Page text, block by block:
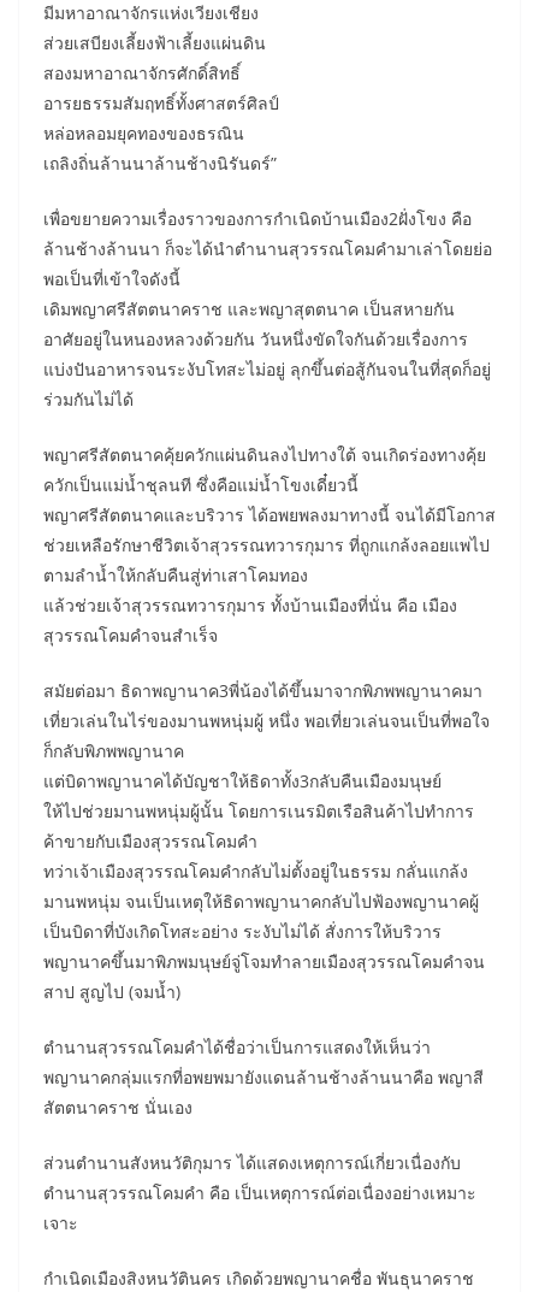
มีมหาอาณาจักรแห่งเวียงเชียง
ส่วยเสบียงเลี้ยงฟ้าเลี้ยงแผ่นดิน
สองมหาอาณาจักรศักดิ์สิทธิ์
อารยธรรมสัมฤทธิ์ทั้งศาสตร์ศิลป์
หล่อหลอมยุคทองของธรณิน
เถลิงถิ่นล้านนาล้านช้างนิรันดร์”
เพื่อขยายความเรื่องราวของการกำเนิดบ้านเมือง2ฝั่งโขง คือ
ล้านช้างล้านนา ก็จะได้นำตำนานสุวรรณโคมคำมาเล่าโดยย่อ
พอเป็นที่เข้าใจดังนี้
เดิมพญาศรีสัตตนาคราช และพญาสุตตนาค เป็นสหายกัน
อาศัยอยู่ในหนองหลวงด้วยกัน วันหนึ่งขัดใจกันด้วยเรื่องการ
แบ่งปันอาหารจนระงับโทสะไม่อยู่ ลุกขึ้นต่อสู้กันจนในที่สุดก็อยู่
ร่วมกันไม่ได้
พญาศรีสัตตนาคคุ้ยควักแผ่นดินลงไปทางใต้ จนเกิดร่องทางคุ้ย
ควักเป็นแม่น้ำชุลนที ซึ่งคือแม่น้ำโขงเดี๋ยวนี้
พญาศรีสัตตนาคและบริวาร ได้อพยพลงมาทางนี้ จนได้มีโอกาส
ช่วยเหลือรักษาชีวิตเจ้าสุวรรณทวารกุมาร ที่ถูกแกล้งลอยแพไป
ตามลำน้ำให้กลับคืนสู่ท่าเสาโคมทอง
แล้วช่วยเจ้าสุวรรณทวารกุมาร ทั้งบ้านเมืองที่นั่น คือ เมือง
สุวรรณโคมคำจนสำเร็จ
สมัยต่อมา ธิดาพญานาค3พี่น้องได้ขึ้นมาจากพิภพพญานาคมา
เที่ยวเล่นในไร่ของมานพหนุ่มผู้ หนึ่ง พอเที่ยวเล่นจนเป็นที่พอใจ
ก็กลับพิภพพญานาค
แต่บิดาพญานาคได้บัญชาให้ธิดาทั้ง3กลับคืนเมืองมนุษย์
ให้ไปช่วยมานพหนุ่มผู้นั้น โดยการเนรมิตเรือสินค้าไปทำการ
ค้าขายกับเมืองสุวรรณโคมคำ
ทว่าเจ้าเมืองสุวรรณโคมคำกลับไม่ตั้งอยู่ในธรรม กลั่นแกล้ง
มานพหนุ่ม จนเป็นเหตุให้ธิดาพญานาคกลับไปฟ้องพญานาคผู้
เป็นบิดาที่บังเกิดโทสะอย่าง ระงับไม่ได้ สั่งการให้บริวาร
พญานาคขึ้นมาพิภพมนุษย์จู่โจมทำลายเมืองสุวรรณโคมคำจน
สาป สูญไป (จมน้ำ)
ตำนานสุวรรณโคมคำได้ชื่อว่าเป็นการแสดงให้เห็นว่า
พญานาคกลุ่มแรกที่อพยพมายังแดนล้านช้างล้านนาคือ พญาสี
สัตตนาคราช นั่นเอง
ส่วนตำนานสังหนวัติกุมาร ได้แสดงเหตุการณ์เกี่ยวเนื่องกับ
ตำนานสุวรรณโคมคำ คือ เป็นเหตุการณ์ต่อเนื่องอย่างเหมาะ
เจาะ
กำเนิดเมืองสิงหนวัตินคร เกิดด้วยพญานาคชื่อ พันธุนาคราช